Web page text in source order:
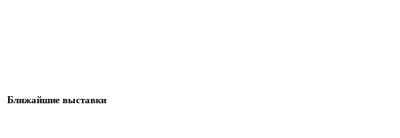
Ближайшие выставки